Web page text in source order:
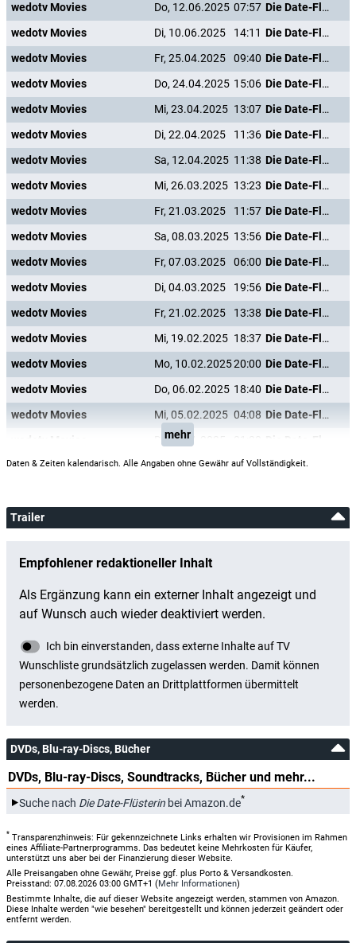
wedotv Movies
Do, 12.06.2025 07:57
Die Date-Flüsterin
wedotv Movies
Di, 10.06.2025 14:11
Die Date-Flüsterin
wedotv Movies
Fr, 25.04.2025 09:40
Die Date-Flüsterin
wedotv Movies
Do, 24.04.2025 15:06
Die Date-Flüsterin
wedotv Movies
Mi, 23.04.2025 13:07
Die Date-Flüsterin
wedotv Movies
Di, 22.04.2025 11:36
Die Date-Flüsterin
wedotv Movies
Sa, 12.04.2025 11:38
Die Date-Flüsterin
wedotv Movies
Mi, 26.03.2025 13:23
Die Date-Flüsterin
wedotv Movies
Fr, 21.03.2025 11:57
Die Date-Flüsterin
wedotv Movies
Sa, 08.03.2025 13:56
Die Date-Flüsterin
wedotv Movies
Fr, 07.03.2025 06:00
Die Date-Flüsterin
wedotv Movies
Di, 04.03.2025 19:56
Die Date-Flüsterin
wedotv Movies
Fr, 21.02.2025 13:38
Die Date-Flüsterin
wedotv Movies
Mi, 19.02.2025 18:37
Die Date-Flüsterin
wedotv Movies
Mo, 10.02.202520:00
Die Date-Flüsterin
wedotv Movies
Do, 06.02.2025 18:40
Die Date-Flüsterin
wedotv Movies
Mi, 05.02.2025 04:08
Die Date-Flüsterin
Di, 28.01.2025
mehr
Daten & Zeiten kalendarisch. Alle Angaben ohne Gewähr auf Vollständigkeit.
Trailer
DVDs, Blu-ray-Discs, Bücher
DVDs, Blu-ray-Discs, Soundtracks, Bücher und mehr...
Suche nach Die Date-Flüsterin bei Amazon.de*
* Transparenzhinweis: Für gekennzeichnete Links erhalten wir Provisionen im Rahmen
eines Affiliate-Partnerprogramms. Das bedeutet keine Mehrkosten für Käufer,
unterstützt uns aber bei der Finanzierung dieser Website.
Alle Preisangaben ohne Gewähr, Preise ggf. plus Porto & Versandkosten.
Preisstand: 07.08.2026 03:00 GMT+1 (Mehr Informationen)
Bestimmte Inhalte, die auf dieser Website angezeigt werden, stammen von Amazon.
Diese Inhalte werden "wie besehen" bereitgestellt und können jederzeit geändert oder
entfernt werden.